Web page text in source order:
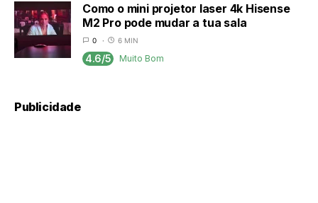
Como o mini projetor laser 4k Hisense
M2 Pro pode mudar a tua sala
0 6 MIN
4.6/5 Muito Bom
Publicidade